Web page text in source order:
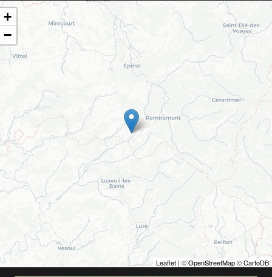
+
−
Leaflet | ©OpenStreetMap©CartoDB